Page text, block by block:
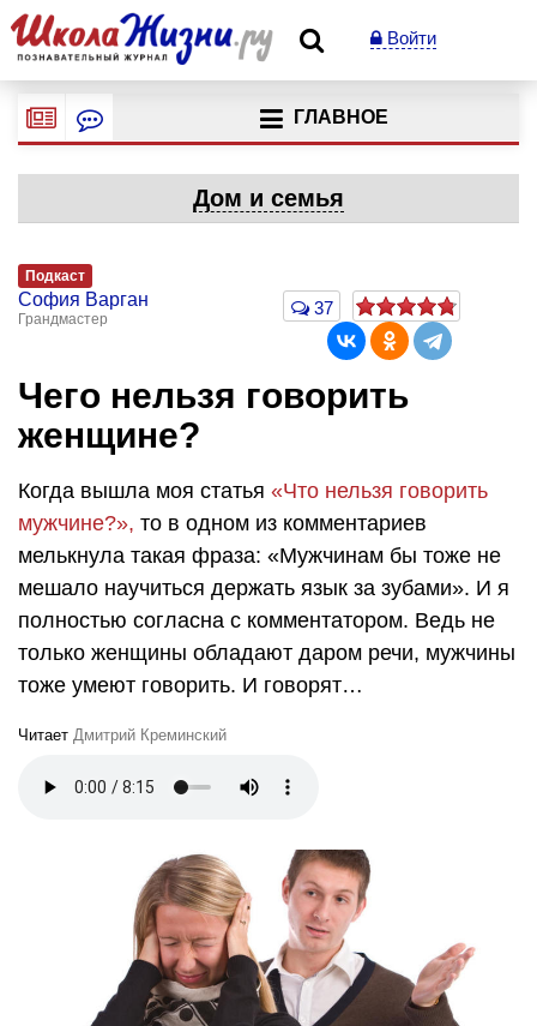
Войти
ГЛАВНОЕ
Дом и семья
Подкаст
София Варган
Грандмастер
37
Чего нельзя говорить
женщине?
Когда вышла моя статья «Что нельзя говорить
мужчине?», то в одном из комментариев
мелькнула такая фраза: «Мужчинам бы тоже не
мешало научиться держать язык за зубами». И я
полностью согласна с комментатором. Ведь не
только женщины обладают даром речи, мужчины
тоже умеют говорить. И говорят…
Читает Дмитрий Креминский